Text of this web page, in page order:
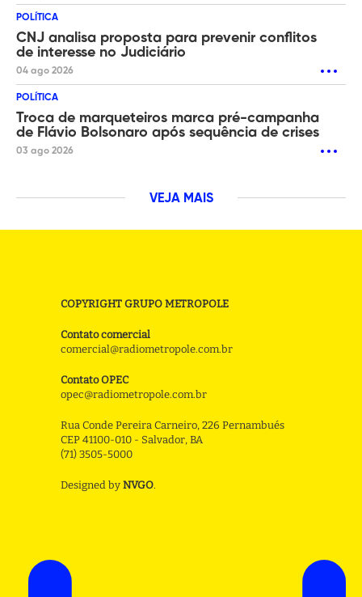
POLÍTICA
CNJ analisa proposta para prevenir conflitos
de interesse no Judiciário
04 ago 2026
POLÍTICA
Troca de marqueteiros marca pré-campanha
de Flávio Bolsonaro após sequência de crises
03 ago 2026
VEJA MAIS
COPYRIGHT GRUPO METROPOLE
Contato comercial
comercial@radiometropole.com.br
Contato OPEC
opec@radiometropole.com.br
Rua Conde Pereira Carneiro, 226 Pernambués
CEP 41100-010 - Salvador, BA
(71) 3505-5000
Designed by NVGO.